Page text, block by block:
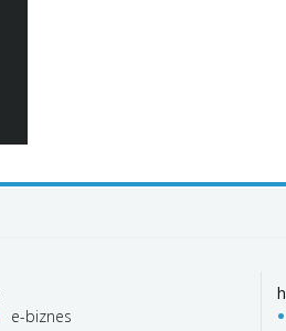
e-biznes
h